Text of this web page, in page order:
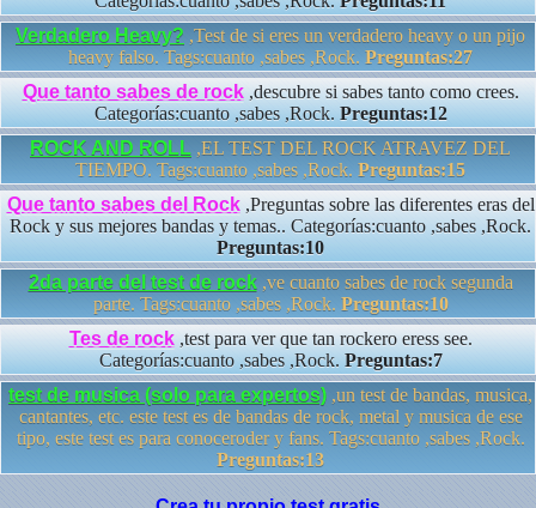
Verdadero Heavy? ,Test de si eres un verdadero heavy o un pijo
heavy falso. Tags:cuanto ,sabes ,Rock. Preguntas:27
Que tanto sabes de rock,descubre si sabes tanto como crees.
Categorías:cuanto ,sabes ,Rock. Preguntas:12
ROCK AND ROLL ,EL TEST DEL ROCK ATRAVEZ DEL
TIEMPO. Tags:cuanto ,sabes ,Rock. Preguntas:15
Que tanto sabes del Rock,Preguntas sobre las diferentes eras del
Rock y sus mejores bandas y temas.. Categorías:cuanto ,sabes ,Rock.
Preguntas:10
2da parte del test de rock,ve cuanto sabes de rock segunda
parte. Tags:cuanto ,sabes ,Rock. Preguntas:10
Tes de rock,test para ver que tan rockero eress see.
Categorías:cuanto ,sabes ,Rock. Preguntas:7
test de musica (solo para expertos) ,un test de bandas, musica,
cantantes, etc. este test es de bandas de rock, metal y musica de ese
tipo, este test es para conoceroder y fans. Tags:cuanto ,sabes ,Rock.
Preguntas:13